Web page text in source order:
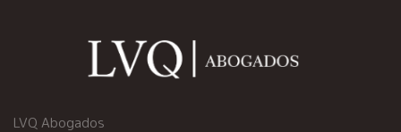
LVQ Abogados